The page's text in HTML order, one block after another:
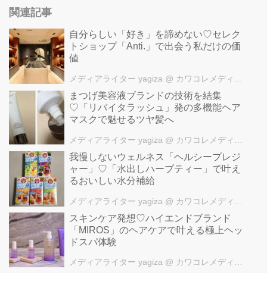
関連記事
自分らしい「好き」を諦めない♡セレク
トショップ「Anti.」で出会う私だけの価
値
メディアライター yagiza @ カワコレメディア編集部
まつげ美容液ブランドの技術を結集
♡「リバイタラッシュ」発の多機能ヘア
マスクで魅せるツヤ髪へ
メディアライター yagiza @ カワコレメディア編集部
我慢しないウェルネス「ヘルシープレジ
ャー」♡「水出しハーブティー」で叶え
るおいしい水分補給
メディアライター yagiza @ カワコレメディア編集部
スキンケア発想♡ハイエンドブランド
「MIROS」のヘアケアで叶える極上ヘッ
ドスパ体験
メディアライター yagiza @ カワコレメディア編集部